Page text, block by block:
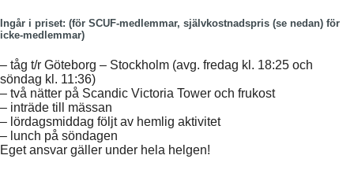
Ingår i priset: (för SCUF-medlemmar, självkostnadspris (se nedan) för
icke-medlemmar)
– tåg t/r Göteborg – Stockholm (avg. fredag kl. 18:25 och
söndag kl. 11:36)
– två nätter på Scandic Victoria Tower och frukost
– inträde till mässan
– lördagsmiddag följt av hemlig aktivitet
– lunch på söndagen
Eget ansvar gäller under hela helgen!